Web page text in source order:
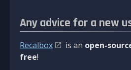
Any advice for a new
Recalbox is an open-
free!